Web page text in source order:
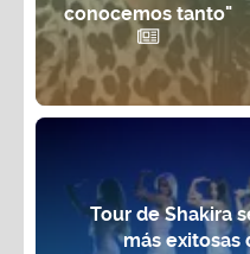
conocemos tanto"
Tour de Shakira
más exitosas